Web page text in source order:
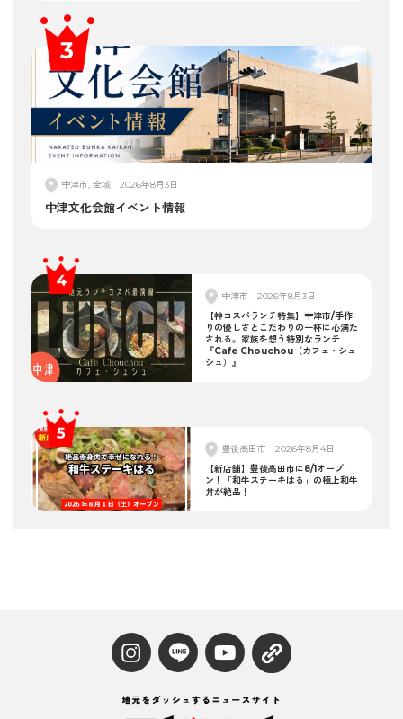
中津市, 全域 2026年8月3日
中津文化会館イベント情報
中津市
2026年8月3日
【神コスパランチ特集】中津市/手作
りの優しさとこだわりの一杯に心満た
される。家族を想う特別なランチ
『Cafe Chouchou（カフェ・シュ
シュ）』
豊後高田市
2026年8月4日
【新店舗】豊後高田市に8/1オープ
ン！「和牛ステーキはる」の極上和牛
丼が絶品！